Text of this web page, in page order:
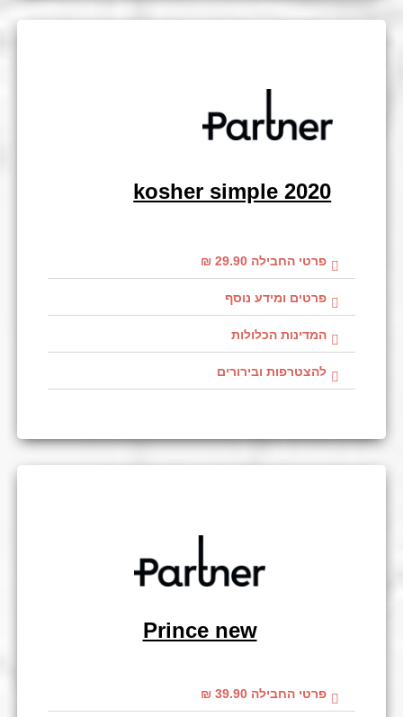
kosher simple 2020
פרטי החבילה 29.90 ₪
פרטים ומידע נוסף
המדינות הכלולות
להצטרפות ובירורים
Prince new
פרטי החבילה 39.90 ₪